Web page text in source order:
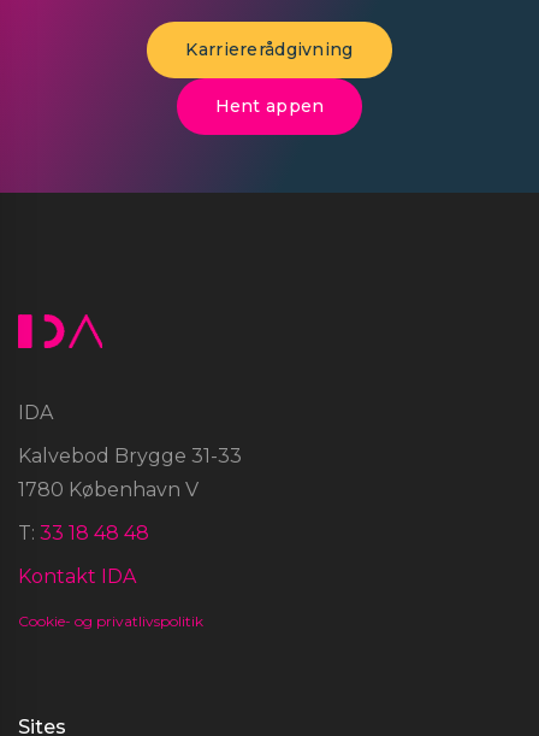
Karriererådgivning
Hent appen
IDA
Kalvebod Brygge 31-33
1780 København V
T: 33 18 48 48
Kontakt IDA
Cookie- og privatlivspolitik
Sites